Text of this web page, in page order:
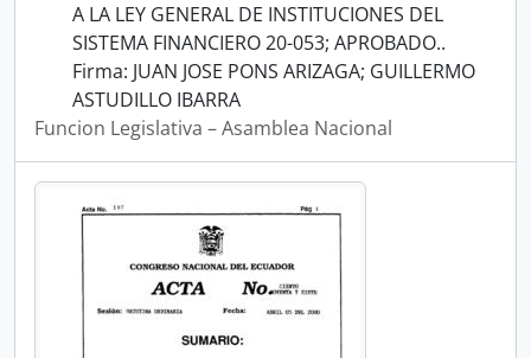
A LA LEY GENERAL DE INSTITUCIONES DEL
SISTEMA FINANCIERO 20-053; APROBADO..
Firma: JUAN JOSE PONS ARIZAGA; GUILLERMO
ASTUDILLO IBARRA
Funcion Legislativa – Asamblea Nacional